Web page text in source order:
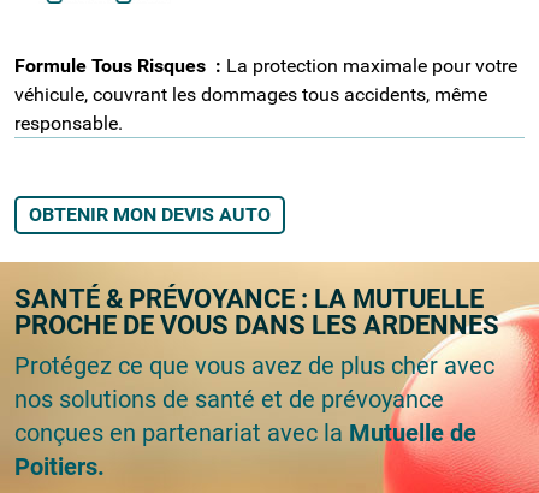
Formule Tous Risques : La protection maximale pour votre
véhicule, couvrant les dommages tous accidents, même
responsable.
OBTENIR MON DEVIS AUTO
SANTÉ & PRÉVOYANCE : LA MUTUELLE
PROCHE DE VOUS DANS LES ARDENNES
Protégez ce que vous avez de plus cher avec
nos solutions de santé et de prévoyance
conçues en partenariat avec la Mutuelle de
Poitiers.